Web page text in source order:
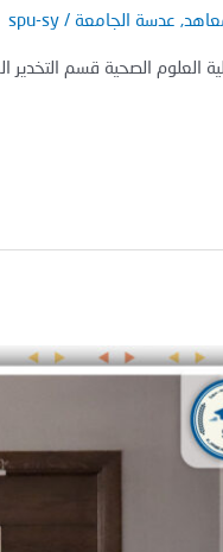
, عدسة الجامعة /
spu-sy
العلوم الصحية قسم التخدير